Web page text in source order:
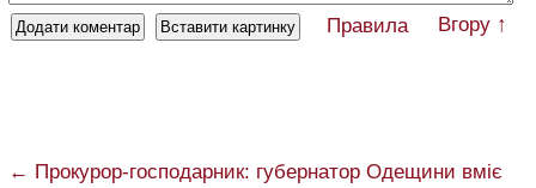
Правила Вгору ↑
← Прокурор-господарник: губернатор Одещини вміє